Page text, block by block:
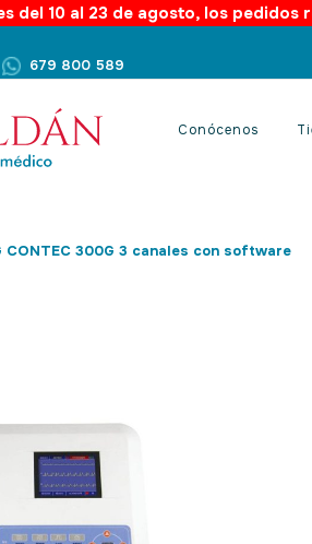
del 10 al 23 de agosto, los
679 800 589
Conócenos
CONTEC 300G 3 canales con software